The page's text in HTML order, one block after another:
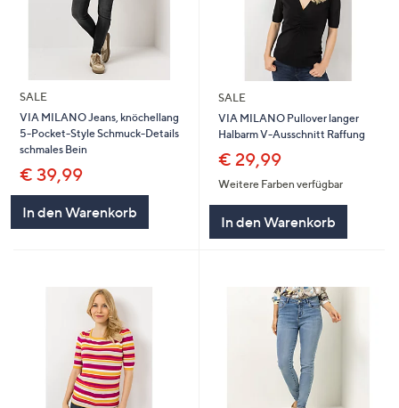
SALE
VIA MILANO Jeans, knöchellang
5-Pocket-Style Schmuck-Details
schmales Bein
€ 39,99
In den Warenkorb
SALE
VIA MILANO Pullover langer
Halbarm V-Ausschnitt Raffung
€ 29,99
Weitere Farben verfügbar
In den Warenkorb